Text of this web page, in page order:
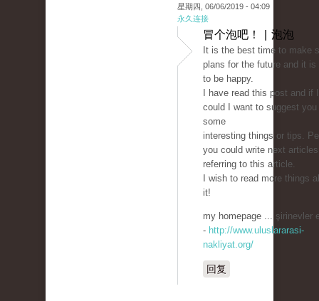
星期四, 06/06/2019 - 04:09
永久连接
冒个泡吧！ | 泡泡
It is the best time to make
plans for the future and it is
to be happy.
I have read this post and if I
could I want to suggest you
some
interesting things or tips.
you could write next articles
referring to this article.
I wish to read more things
it!
my homepage ... şirinevler
- http://www.uluslararasi-
nakliyat.org/
回复